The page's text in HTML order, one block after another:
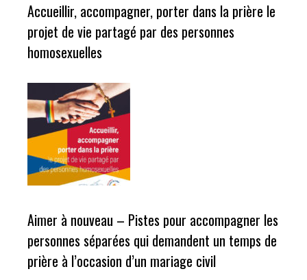
Accueillir, accompagner, porter dans la prière le
projet de vie partagé par des personnes
homosexuelles
Aimer à nouveau – Pistes pour accompagner les
personnes séparées qui demandent un temps de
prière à l’occasion d’un mariage civil